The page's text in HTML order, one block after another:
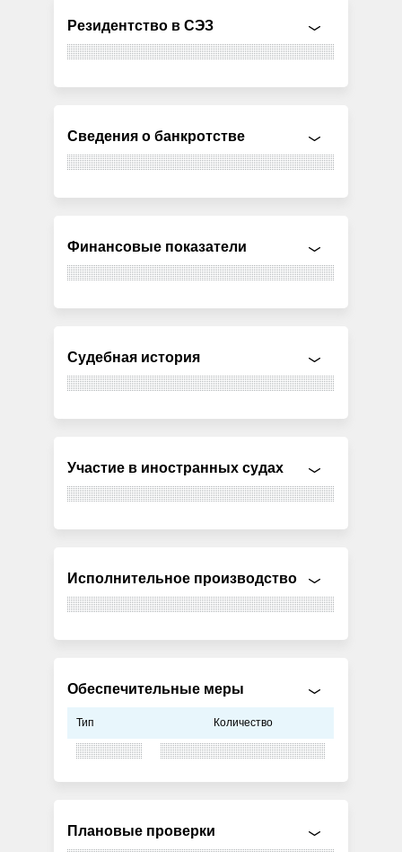
Резидентство в СЭЗ
Сведения о банкротстве
Финансовые показатели
Судебная история
Участие в иностранных судах
Исполнительное производство
Обеспечительные меры
Тип Количество
Плановые проверки